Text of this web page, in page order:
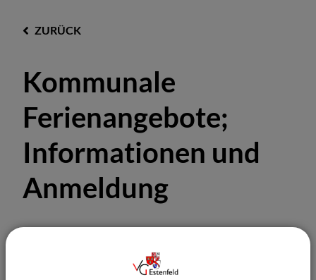
ZURÜCK
Kommunale
Ferienangebote;
Informationen und
Anmeldung